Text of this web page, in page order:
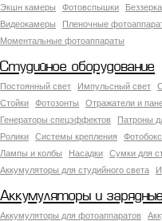
Экшн камеры
Фотовспышки
Видеокамеры
Пленочные
Моментальные фотоаппараты
Студийное оборудование
Постоянный свет Импульсный свет
Стойки
Фотозонты Отражатели и
Генераторы спецэффектов
Патроны
Ролики
Системы крепления
Лампы и колбы
Насадки
Сумки для
Аккумуляторы для студийного света
Аккумуляторы и
Аккумуляторы для фотоаппаратов